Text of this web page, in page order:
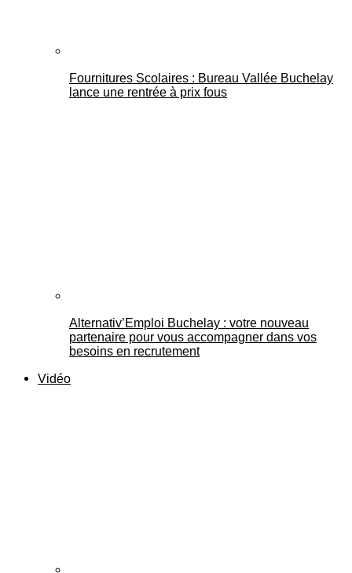
Fournitures Scolaires : Bureau Vallée Buchelay
lance une rentrée à prix fous
Alternativ’Emploi Buchelay : votre nouveau
partenaire pour vous accompagner dans vos
besoins en recrutement
Vidéo